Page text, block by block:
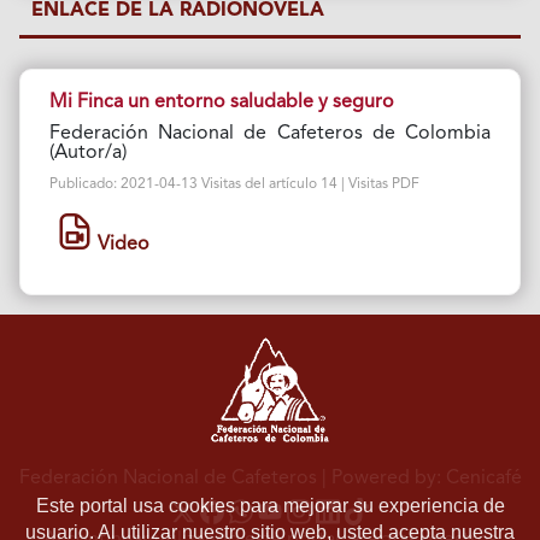
ENLACE DE LA RADIONOVELA
Mi Finca un entorno saludable y seguro
Federación Nacional de Cafeteros de Colombia
(Autor/a)
Publicado: 2021-04-13 Visitas del artículo 14 | Visitas PDF
Video
Este portal usa cookies para mejorar su experiencia de
usuario. Al utilizar nuestro sitio web, usted acepta nuestra
Federación Nacional de Cafeteros | Powered by: Cenicafé